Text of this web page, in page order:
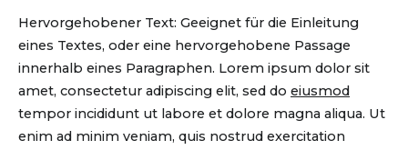
Hervorgehobener Text: Geeignet für die Einleitung
eines Textes, oder eine hervorgehobene Passage
innerhalb eines Paragraphen. Lorem ipsum dolor sit
amet, consectetur adipiscing elit, sed do eiusmod
tempor incididunt ut labore et dolore magna aliqua. Ut
enim ad minim veniam, quis nostrud exercitation